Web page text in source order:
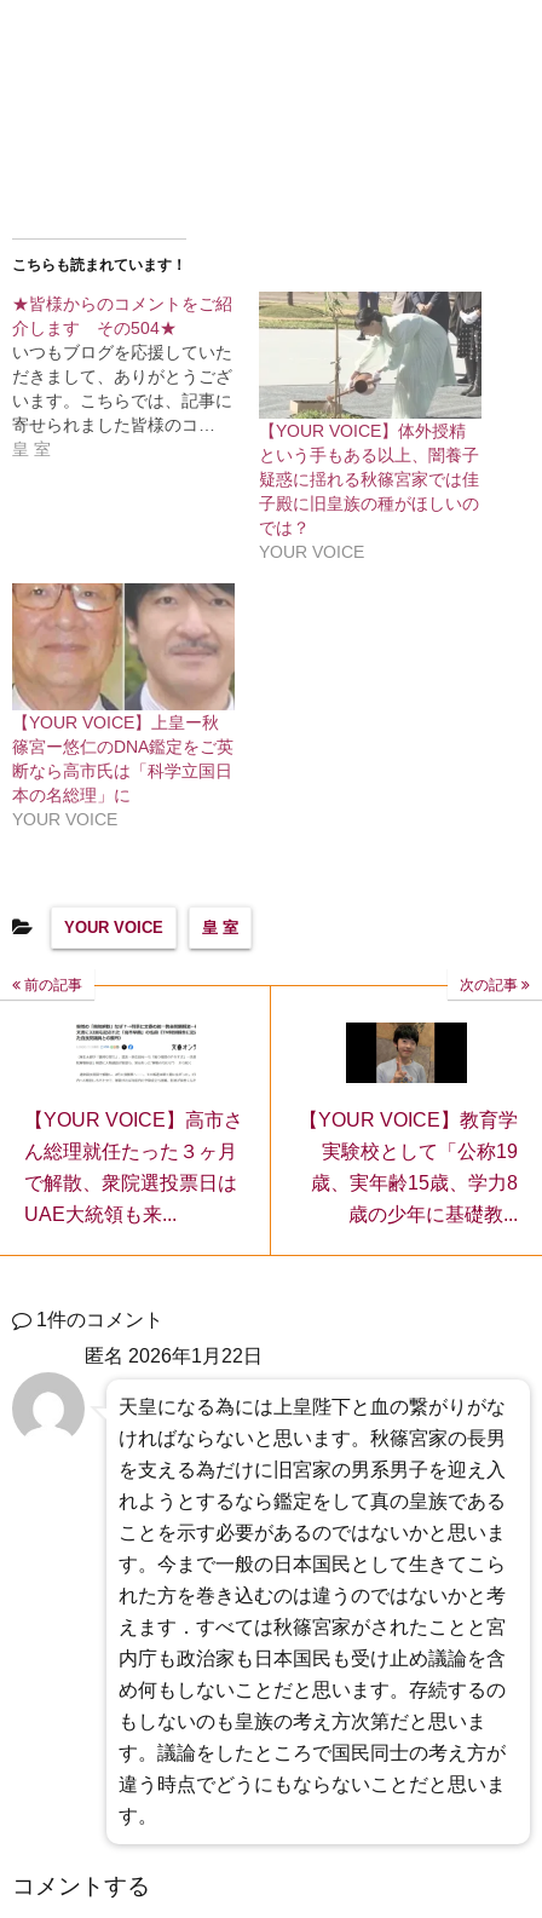
こちらも読まれています！
★皆様からのコメントをご紹
介します その504★
いつもブログを応援していた
だきまして、ありがとうござ
います。こちらでは、記事に
寄せられました皆様のコ…
皇 室
【YOUR VOICE】体外授精
という手もある以上、闇養子
疑惑に揺れる秋篠宮家では佳
子殿に旧皇族の種がほしいの
では？
YOUR VOICE
【YOUR VOICE】上皇ー秋
篠宮ー悠仁のDNA鑑定をご英
断なら高市氏は「科学立国日
本の名総理」に
YOUR VOICE
YOUR VOICE 皇 室
前の記事
【YOUR VOICE】高市さ
ん総理就任たった３ヶ月
で解散、衆院選投票日は
UAE大統領も来...
次の記事
【YOUR VOICE】教育学
実験校として「公称19
歳、実年齢15歳、学力8
歳の少年に基礎教...
1件のコメント
匿名 2026年1月22日
天皇になる為には上皇陛下と血の繋がりがな
ければならないと思います。秋篠宮家の長男
を支える為だけに旧宮家の男系男子を迎え入
れようとするなら鑑定をして真の皇族である
ことを示す必要があるのではないかと思いま
す。今まで一般の日本国民として生きてこら
れた方を巻き込むのは違うのではないかと考
えます．すべては秋篠宮家がされたことと宮
内庁も政治家も日本国民も受け止め議論を含
め何もしないことだと思います。存続するの
もしないのも皇族の考え方次第だと思いま
す。議論をしたところで国民同士の考え方が
違う時点でどうにもならないことだと思いま
す。
コメントする